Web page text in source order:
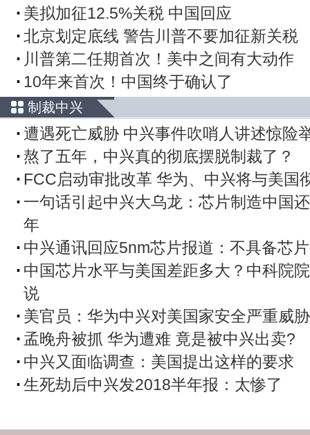
美拟加征12.5%关税 中国回应
北京划定底线 警告川普不要加征新关税
川普第二任期首次！美中之间有大动作
10年来首次！中国终于确认了
制裁中兴
遭遇死亡威胁 中兴事件吹哨人讲述惊险
熬了五年，中兴真的彻底摆脱制裁了？
FCC启动审批改革 华为、中兴将与美国
一句话引起中兴大乌龙：芯片制造中国
年
中兴通讯回应5nm芯片报道：不具备芯
中国芯片水平与美国差距多大？中科院
说
美官员：华为中兴对美国家安全严重威胁
孟晚舟被抓 华为遭难 竟是被中兴出卖?
中兴又面临调查：美国提出这样的要求
生死劫后中兴发2018半年报：太惨了